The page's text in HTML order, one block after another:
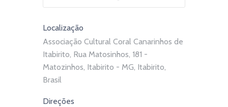
Localização
Associação Cultural Coral Canarinhos de
Itabirito, Rua Matosinhos, 181 -
Matozinhos, Itabirito - MG, Itabirito,
Brasil
Direções